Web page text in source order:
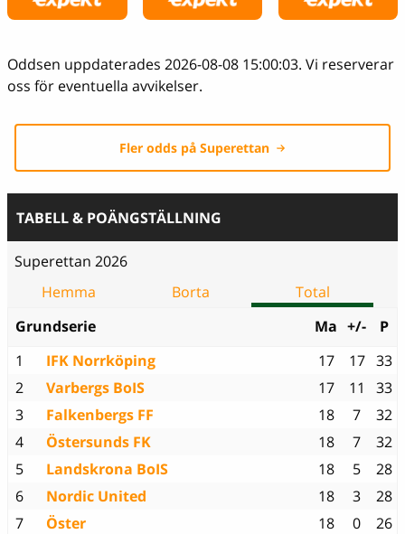
Oddsen uppdaterades 2026-08-08 15:00:03. Vi reserverar
oss för eventuella avvikelser.
Fler odds på Superettan
TABELL & POÄNGSTÄLLNING
Superettan 2026
Hemma
Borta
Total
Grundserie
Ma +/-
P
1
IFK Norrköping 17 17 33
2
Varbergs BoIS 17 11
33
3
Falkenbergs FF 18 7
32
4
Östersunds FK 18 7
32
5
Landskrona BoIS 18 5
28
6
Nordic United 18 3
28
7
Öster 18 0 26